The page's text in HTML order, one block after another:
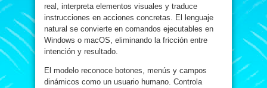
real, interpreta elementos visuales y traduce
instrucciones en acciones concretas. El lenguaje
natural se convierte en comandos ejecutables en
Windows o macOS, eliminando la fricción entre
intención y resultado.
El modelo reconoce botones, menús y campos
dinámicos como un usuario humano. Controla